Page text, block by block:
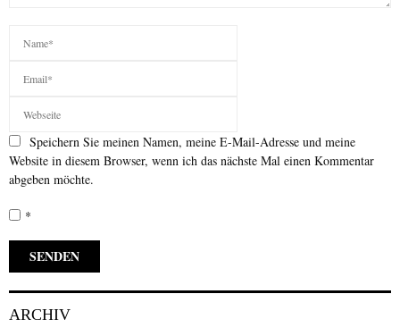
Speichern Sie meinen Namen, meine E-Mail-Adresse und meine
Website in diesem Browser, wenn ich das nächste Mal einen Kommentar
abgeben möchte.
*
ARCHIV